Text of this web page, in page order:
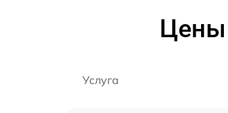
Цены
Услуга